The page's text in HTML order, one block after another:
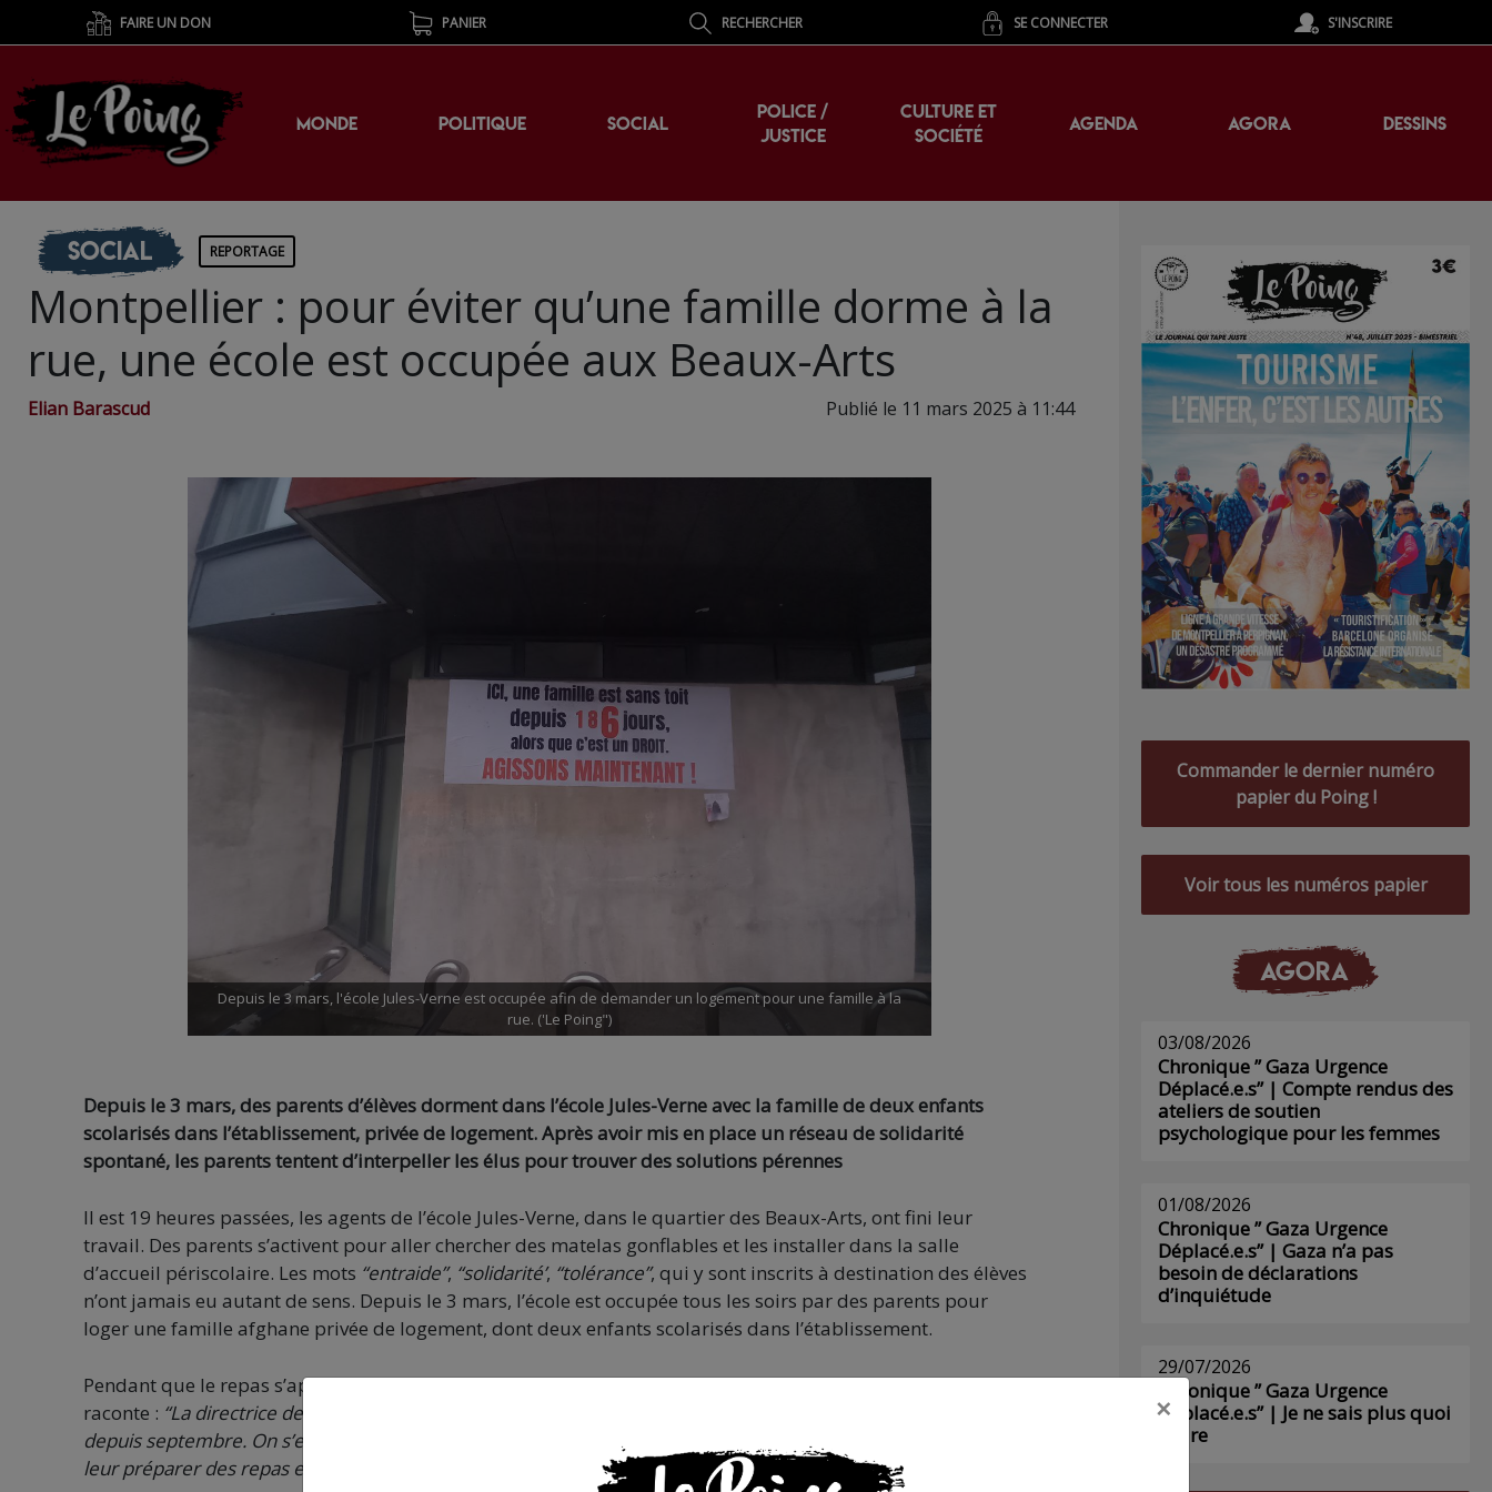
FAIRE UN DON PANIER RECHERCHER SE CONNECTER S'INSCRIRE
MONDE POLITIQUE SOCIAL
POLICE /
JUSTICE
CULTURE ET
SOCIÉTÉ
AGENDA AGORA DESSINS
Social REPORTAGE
Montpellier : pour éviter qu’une famille dorme à la
rue, une école est occupée aux Beaux-Arts
Elian Barascud Publié le 11 mars 2025 à 11:44
Depuis le 3 mars, l'école Jules-Verne est occupée afin de demander un logement pour une famille à la
rue. ('Le Poing")
Depuis le 3 mars, des parents d’élèves dorment dans l’école Jules-Verne avec la famille de deux enfants
scolarisés dans l’établissement, privée de logement. Après avoir mis en place un réseau de solidarité
spontané, les parents tentent d’interpeller les élus pour trouver des solutions pérennes
Il est 19 heures passées, les agents de l’école Jules-Verne, dans le quartier des Beaux-Arts, ont fini leur
travail. Des parents s’activent pour aller chercher des matelas gonflables et les installer dans la salle
d’accueil périscolaire. Les mots “entraide”, “solidarité’, “tolérance”, qui y sont inscrits à destination des élèves
n’ont jamais eu autant de sens. Depuis le 3 mars, l’école est occupée tous les soirs par des parents pour
loger une famille afghane privée de logement, dont deux enfants scolarisés dans l’établissement.
Pendant que le repas s’apprête à être servi, Touria, une parent d’élève présente pratiquement tous les soirs,
raconte : “La directrice de l’école nous a alerté il y a six semaines sur la situation de cette famille, à la rue
depuis septembre. On s’est rapidement organisé sur des groupes Whatsapp pour leur trouver des vêtements,
leur préparer des repas et les héberger. Une famille de l’école a prêté son logement pendant les vacances.”
Commander le dernier numéro
papier du Poing !
Voir tous les numéros papier
AGORA
03/08/2026
Chronique ” Gaza Urgence
Déplacé.e.s” | Compte rendus des
ateliers de soutien
psychologique pour les femmes
01/08/2026
Chronique ” Gaza Urgence
Déplacé.e.s” | Gaza n’a pas
besoin de déclarations
d’inquiétude
29/07/2026
Chronique ” Gaza Urgence
Déplacé.e.s” | Je ne sais plus quoi
écrire
×